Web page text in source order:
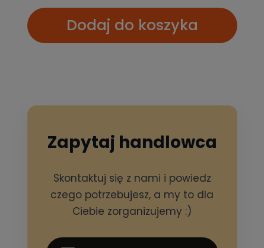
Dodaj do koszyka
Zapytaj handlowca
Skontaktuj się z nami i powiedz
czego potrzebujesz, a my to dla
Ciebie zorganizujemy :)